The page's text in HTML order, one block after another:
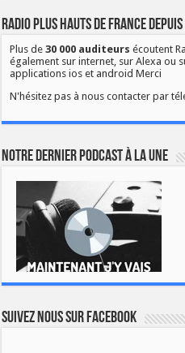
Radio Plus Hauts de France
Plus de30 000 auditeurs écoutent
également sur internet, sur Alexa ou
applications ios et android Merci
N'hésitez pas à nous contacter par
Notre dernier podcast à la une
Suivez nous sur Facebook